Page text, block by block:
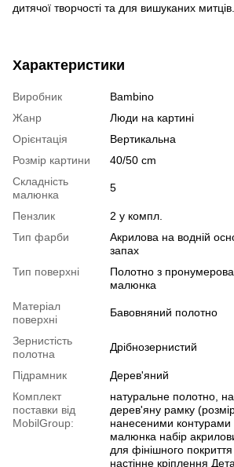
дитячої творчості та для вишуканих митців.
Характеристики
Виробник
Bambino
Жанр
Люди на картині
Орієнтація
Вертикальна
Розмір картини
40/50 cm
Складність
малюнка
5
Пензлик
2 у компл.
Тип фарби
Акрилова на водній
запах
Тип поверхні
Полотно з
малюнка
Матеріал
поверхні
Бавовняний полотно
Зернистість
полотна
Дрібнозернистий
Підрамник
Дерев'яний
Комплект
поставки від
MobilGroup:
натуральне полотно,
дерев'яну рамку
нанесеними контурами
малюнка набір
для фінішного
настінне кріплення